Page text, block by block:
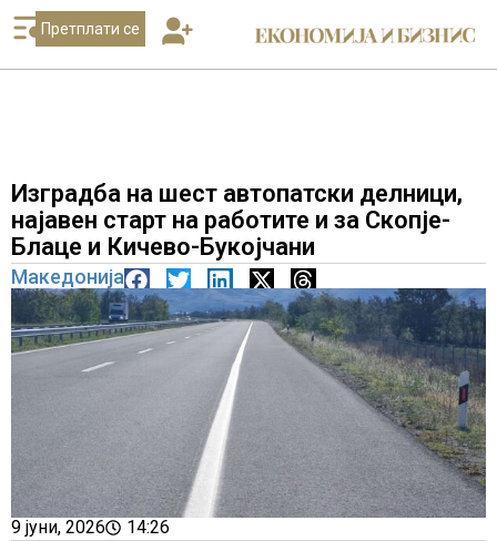
Претплати се
Изградба на шест автопатски делници,
најавен старт на работите и за Скопје-
Блаце и Кичево-Букојчани
Македонија
9 јуни, 2026
14:26